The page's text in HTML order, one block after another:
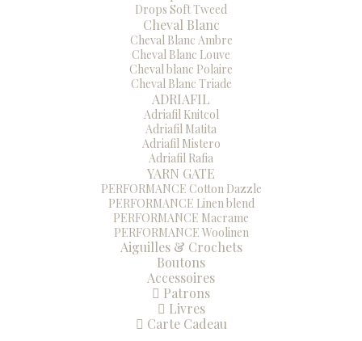
Drops Soft Tweed
Cheval Blanc
Cheval Blanc Ambre
Cheval Blanc Louve
Cheval blanc Polaire
Cheval Blanc Triade
ADRIAFIL
Adriafil Knitcol
Adriafil Matita
Adriafil Mistero
Adriafil Rafia
YARN GATE
PERFORMANCE Cotton Dazzle
PERFORMANCE Linen blend
PERFORMANCE Macrame
PERFORMANCE Woolinen
Aiguilles & Crochets
Boutons
Accessoires
Patrons
Livres
Carte Cadeau